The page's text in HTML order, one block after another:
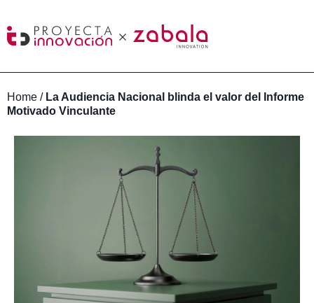
Home / La Audiencia Nacional blinda el valor del Informe
Motivado Vinculante